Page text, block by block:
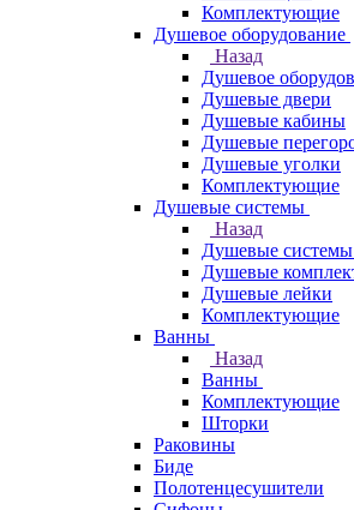
Комплектующие
Душевое оборудование
Назад
Душевое
Душевые двери
Душевые кабины
Душевые
Душевые уголки
Комплектующие
Душевые системы
Назад
Душевые системы
Душевые
Душевые лейки
Комплектующие
Ванны
Назад
Ванны
Комплектующие
Шторки
Раковины
Биде
Полотенцесушители